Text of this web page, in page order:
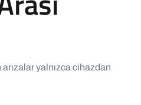
yalnızca cihazdan